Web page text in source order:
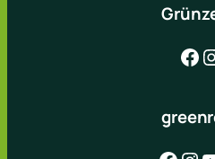
Facebook